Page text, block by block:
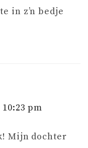
in z’n bedje
pm
Mijn dochter